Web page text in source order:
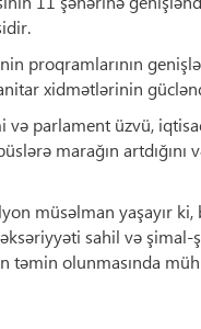
proqramlarının
xidmətlərinin
və parlament üzvü,
marağın artdığını
müsəlman yaşayır
sahil və
təmin olunmasında